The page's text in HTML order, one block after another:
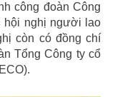
công đoàn Công
hội nghị người lao
còn có đồng chí
Tổng Công ty cổ